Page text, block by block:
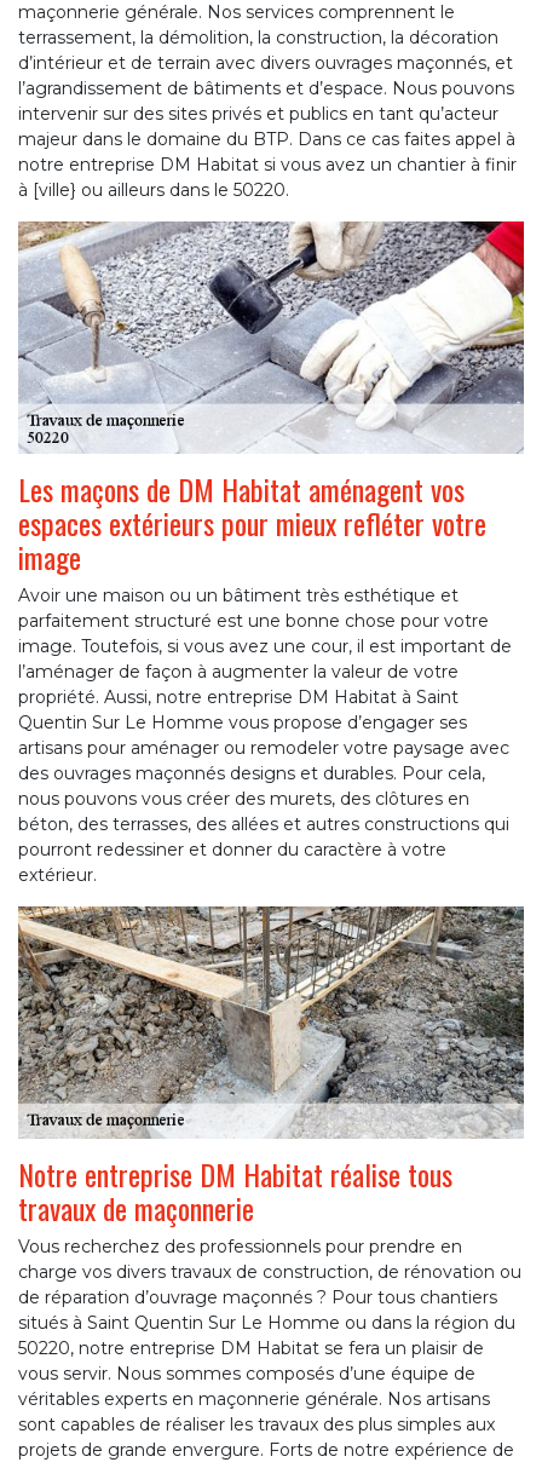
maçonnerie générale. Nos services comprennent le
terrassement, la démolition, la construction, la décoration
d’intérieur et de terrain avec divers ouvrages maçonnés, et
l’agrandissement de bâtiments et d’espace. Nous pouvons
intervenir sur des sites privés et publics en tant qu’acteur
majeur dans le domaine du BTP. Dans ce cas faites appel à
notre entreprise DM Habitat si vous avez un chantier à finir
à [ville} ou ailleurs dans le 50220.
Les maçons de DM Habitat aménagent vos
espaces extérieurs pour mieux refléter votre
image
Avoir une maison ou un bâtiment très esthétique et
parfaitement structuré est une bonne chose pour votre
image. Toutefois, si vous avez une cour, il est important de
l’aménager de façon à augmenter la valeur de votre
propriété. Aussi, notre entreprise DM Habitat à Saint
Quentin Sur Le Homme vous propose d’engager ses
artisans pour aménager ou remodeler votre paysage avec
des ouvrages maçonnés designs et durables. Pour cela,
nous pouvons vous créer des murets, des clôtures en
béton, des terrasses, des allées et autres constructions qui
pourront redessiner et donner du caractère à votre
extérieur.
Notre entreprise DM Habitat réalise tous
travaux de maçonnerie
Vous recherchez des professionnels pour prendre en
charge vos divers travaux de construction, de rénovation ou
de réparation d’ouvrage maçonnés ? Pour tous chantiers
situés à Saint Quentin Sur Le Homme ou dans la région du
50220, notre entreprise DM Habitat se fera un plaisir de
vous servir. Nous sommes composés d’une équipe de
véritables experts en maçonnerie générale. Nos artisans
sont capables de réaliser les travaux des plus simples aux
projets de grande envergure. Forts de notre expérience de